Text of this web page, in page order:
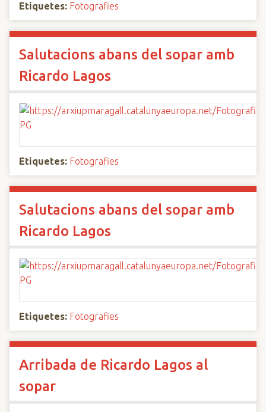
Etiquetes: Fotografies
Salutacions abans del sopar amb
Ricardo Lagos
Etiquetes: Fotografies
Salutacions abans del sopar amb
Ricardo Lagos
Etiquetes: Fotografies
Arribada de Ricardo Lagos al
sopar